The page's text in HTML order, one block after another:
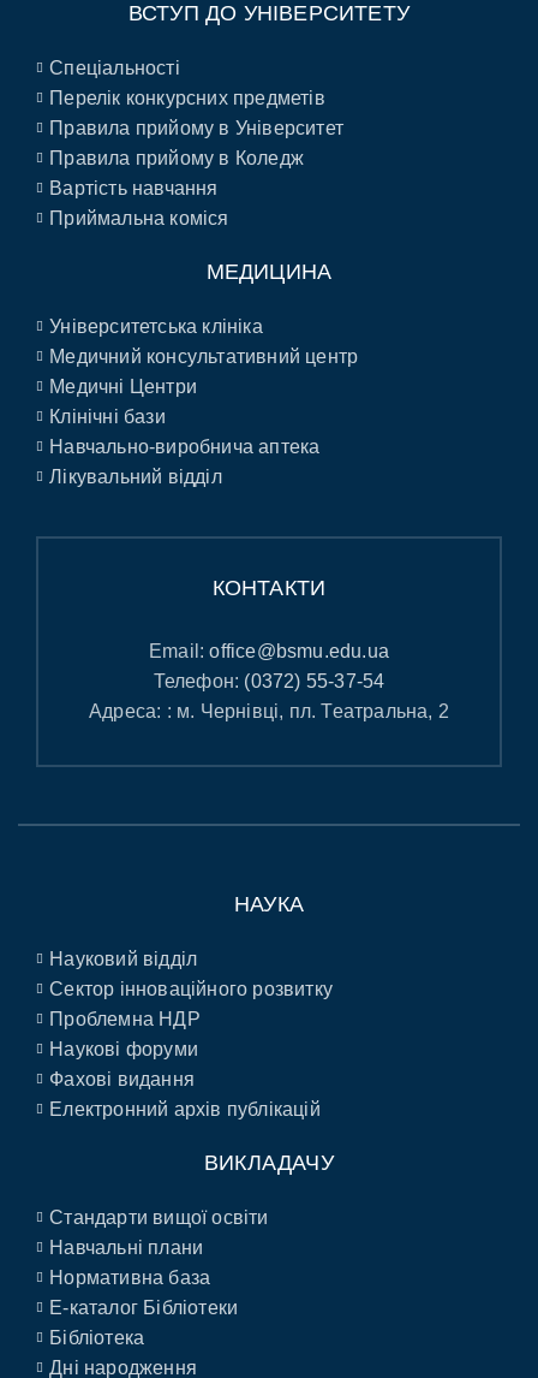
ВСТУП ДО УНІВЕРСИТЕТУ
Спеціальності
Перелік конкурсних предметів
Правила прийому в Університет
Правила прийому в Коледж
Вартість навчання
Приймальна коміся
МЕДИЦИНА
Університетська клініка
Медичний консультативний центр
Медичні Центри
Клінічні бази
Навчально-виробнича аптека
Лікувальний відділ
КОНТАКТИ
Email:office@bsmu.edu.ua
Телефон: (0372) 55-37-54
Адреса: : м. Чернівці, пл. Театральна, 2
НАУКА
Науковий відділ
Сектор інноваційного розвитку
Проблемна НДР
Наукові форуми
Фахові видання
Електронний архів публікацій
ВИКЛАДАЧУ
Стандарти вищої освіти
Навчальні плани
Нормативна база
E-каталог Бібліотеки
Бібліотека
Дні народження